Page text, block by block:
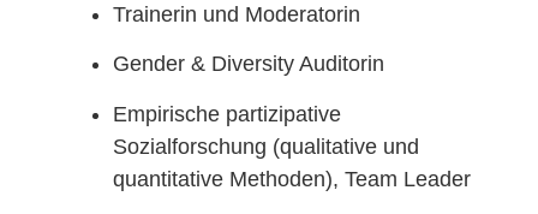
Trainerin und Moderatorin
Gender & Diversity Auditorin
Empirische partizipative
Sozialforschung (qualitative und
quantitative Methoden), Team Leader